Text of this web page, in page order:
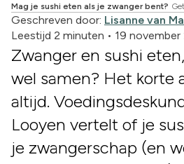
Mag je sushi eten als je zwanger bent?
Geschreven door: Lisanne van
Leestijd 2 minuten • 19 november
Zwanger en sushi
wel samen? Het korte
altijd.
Looyen vertelt of je
je zwangerschap (en